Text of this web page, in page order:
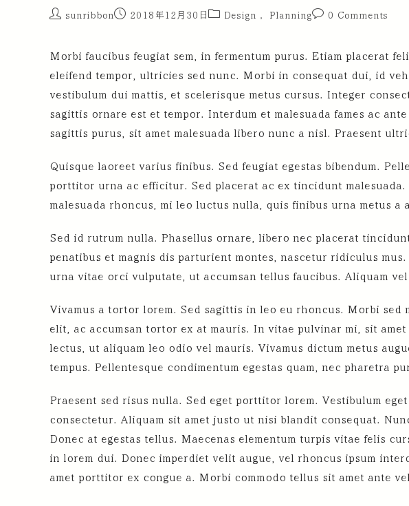
sunribbon 2018年12月30日 Design Planning 0 Comments
Morbi faucibus feugiat sem, in fermentum purus. Etiam placerat
eleifend tempor, ultricies sed nunc. Morbi in consequat dui, id
vestibulum dui mattis, et scelerisque metus cursus. Integer
sagittis ornare est et tempor. Interdum et malesuada fames ac
sagittis purus, sit amet malesuada libero nunc a nisl. Praesent
Quisque laoreet varius finibus. Sed feugiat egestas bibendum.
porttitor urna ac efficitur. Sed placerat ac ex tincidunt
malesuada rhoncus, mi leo luctus nulla, quis finibus urna metus
Sed id rutrum nulla. Phasellus ornare, libero nec placerat
penatibus et magnis dis parturient montes, nascetur ridiculus
urna vitae orci vulputate, ut accumsan tellus faucibus. Aliquam
Vivamus a tortor lorem. Sed sagittis in leo eu rhoncus. Morbi
elit, ac accumsan tortor ex at mauris. In vitae pulvinar mi, sit
lectus, ut aliquam leo odio vel mauris. Vivamus dictum metus
tempus. Pellentesque condimentum egestas quam, nec pharetra
Praesent sed risus nulla. Sed eget porttitor lorem. Vestibulum
consectetur. Aliquam sit amet justo ut nisi blandit consequat.
Donec at egestas tellus. Maecenas elementum turpis vitae felis
in lorem dui. Donec imperdiet velit augue, vel rhoncus ipsum
amet porttitor ex congue a. Morbi commodo tellus sit amet ante